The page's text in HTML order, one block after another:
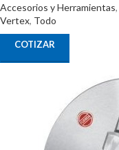
Accesorios y Herramientas,
Vertex, Todo
COTIZAR